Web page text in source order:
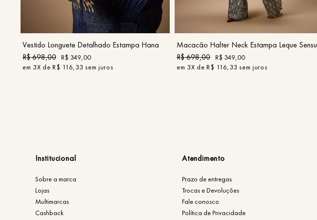
P M
COMPRAR
Vestido Longuete Detalhado Estampa Hana
R$698,00 R$ 349,00
em 3X deR$ 116,33 sem juros
M GG
COMPRAR
Macacão Halter Neck Estampa Leque Sensu
R$698,00 R$ 349,00
em 3X deR$ 116,33 sem juros
Institucional
Sobre a marca
Lojas
Multimarcas
Cashback
Atendimento
Prazo de entregas
Trocas e Devoluções
Fale conosco
Política de Privacidade